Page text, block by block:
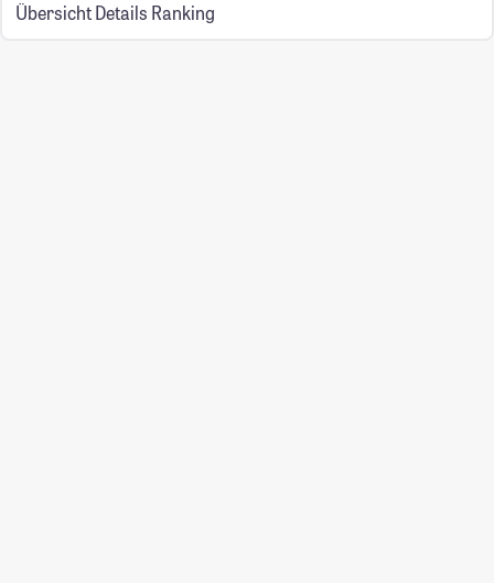
Übersicht Details Ranking